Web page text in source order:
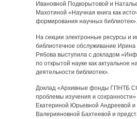
Ивановной Подкорытовой и
Махотиной «Научная книга как
формирования научных библиотек».
На секции электронные ресурсы и
библиотечное обслуживание Ирина
Рябова выступила с докладом
по открытой науке как актуальное
деятельности библиотек».
Доклад «Архивные фонды ГПНТБ
проблемы изучения и сохранности»
Екатериной Юрьевной Андреевой и
Валерияновной Бахтеевой и